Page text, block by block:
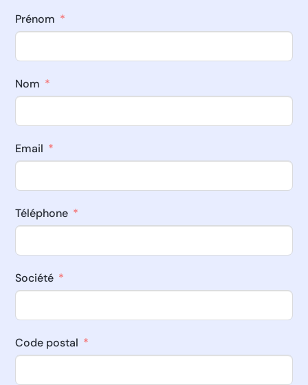
Prénom
Nom
Email
Téléphone
Société
Code postal